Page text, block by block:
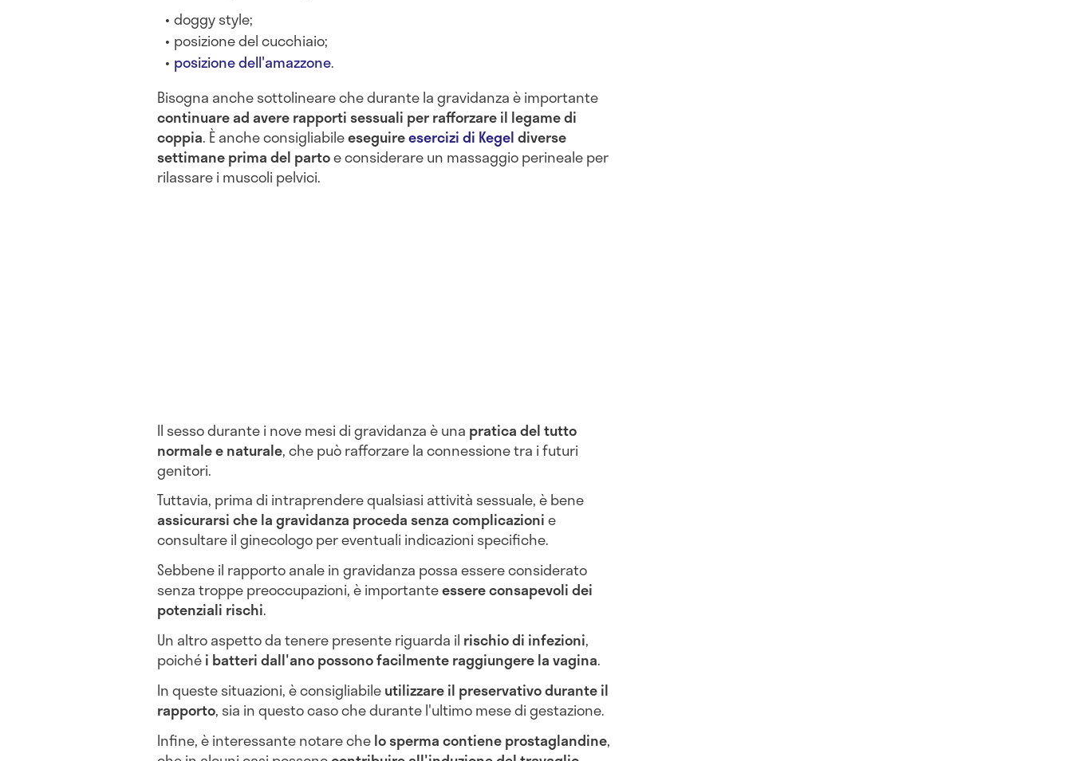
doggy style;
posizione del cucchiaio;
posizione dell'amazzone.
Bisogna anche sottolineare che durante la gravidanza è importante
continuare ad avere rapporti sessuali per rafforzare il legame di
coppia. È anche consigliabileeseguireesercizi di Kegeldiverse
settimane prima del partoe considerare un massaggio perineale per
rilassare i muscoli pelvici.
Il sesso durante i nove mesi di gravidanza è una pratica del tutto
normale e naturale, che può rafforzare la connessione tra i futuri
genitori.
Tuttavia, prima di intraprendere qualsiasi attività sessuale, è bene
assicurarsi che la gravidanza proceda senza complicazionie
consultare il ginecologo per eventuali indicazioni specifiche.
Sebbene il rapporto anale in gravidanza possa essere considerato
senza troppe preoccupazioni, è importanteessere consapevoli dei
potenziali rischi.
Un altro aspetto da tenere presente riguarda il rischio di infezioni,
poichéi batteri dall'ano possono facilmente raggiungere la vagina.
In queste situazioni, è consigliabileutilizzare il preservativo durante il
rapporto, sia in questo caso che durante l'ultimo mese di gestazione.
Infine, è interessante notare chelo sperma contiene prostaglandine,